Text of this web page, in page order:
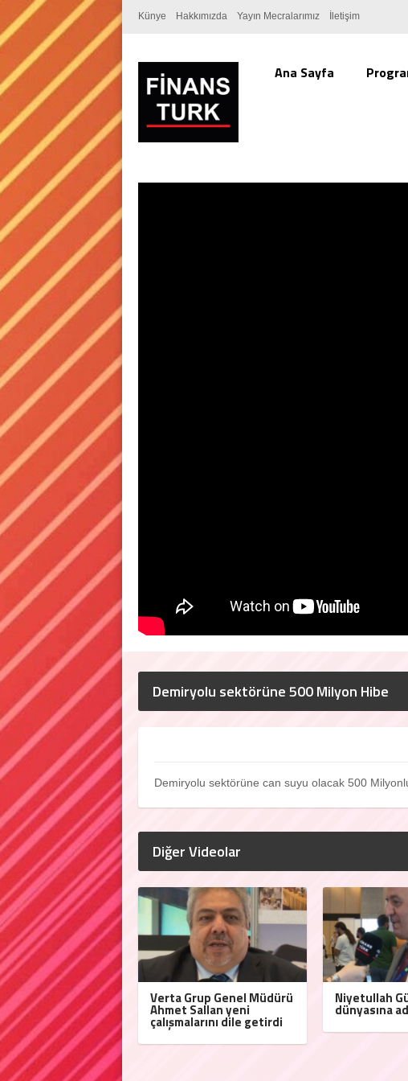
Künye Hakkımızda Yayın Mecralarımız İletişim
Ana Sayfa
Demiryolu sektörüne 500 Milyon Hibe
Demiryolu sektörüne can suyu olacak 500
Diğer Videolar
Verta Grup Genel Müdürü
Ahmet Sallan yeni
çalışmalarını dile getirdi
Niyetullah
dünyasına